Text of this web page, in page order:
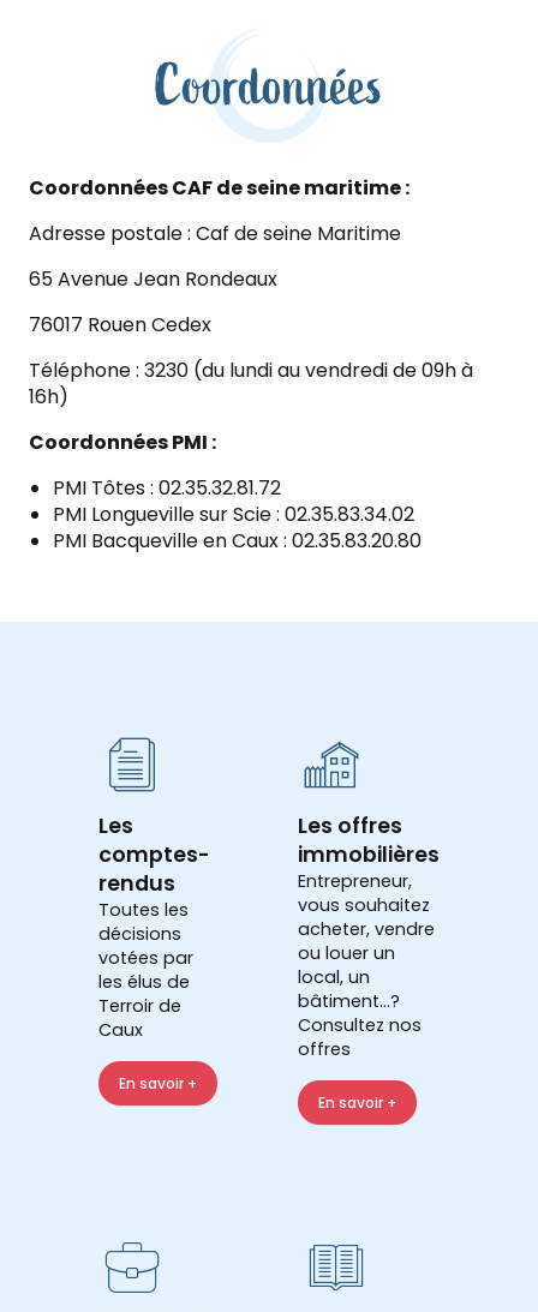
Coordonnées
Coordonnées CAF de seine maritime :
Adresse postale : Caf de seine Maritime
65 Avenue Jean Rondeaux
76017 Rouen Cedex
Téléphone : 3230 (du lundi au vendredi de 09h à
16h)
Coordonnées PMI :
PMI Tôtes : 02.35.32.81.72
PMI Longueville sur Scie : 02.35.83.34.02
PMI Bacqueville en Caux : 02.35.83.20.80
Les
comptes-
rendus
Toutes les
décisions
votées par
les élus de
Terroir de
Caux
En savoir +
Les offres
immobilières
Entrepreneur,
vous souhaitez
acheter, vendre
ou louer un
local, un
bâtiment...?
Consultez nos
offres
En savoir +